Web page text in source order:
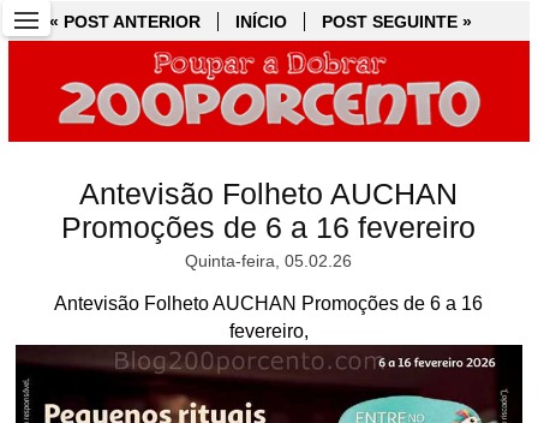
« POST ANTERIOR INÍCIO POST SEGUINTE »
Antevisão Folheto AUCHAN
Promoções de 6 a 16 fevereiro
Quinta-feira, 05.02.26
Antevisão Folheto AUCHAN Promoções de 6 a 16
fevereiro,
« POST ANTERIOR INÍCIO POST SEGUINTE »